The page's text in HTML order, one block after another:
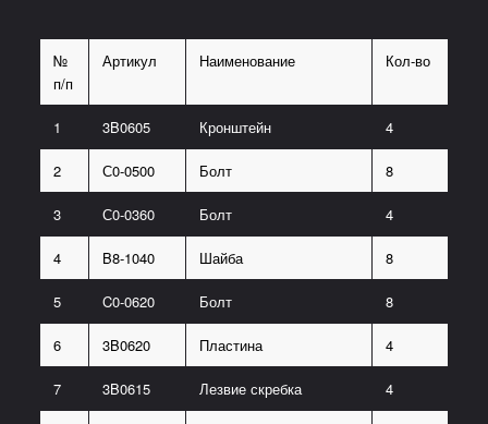
№
п/п
Артикул Наименование Кол-во
1 3B0605 Кронштейн 4
2 С0-0500 Болт 8
3 С0-0360 Болт 4
4 B8-1040 Шайба 8
5 C0-0620 Болт 8
6 3B0620 Пластина 4
7 3B0615 Лезвие скребка 4